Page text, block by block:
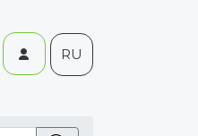
RU